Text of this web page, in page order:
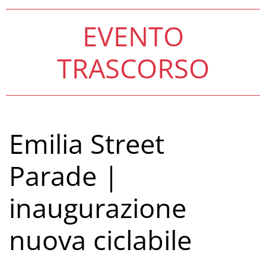
EVENTO
TRASCORSO
Emilia Street
Parade |
inaugurazione
nuova ciclabile